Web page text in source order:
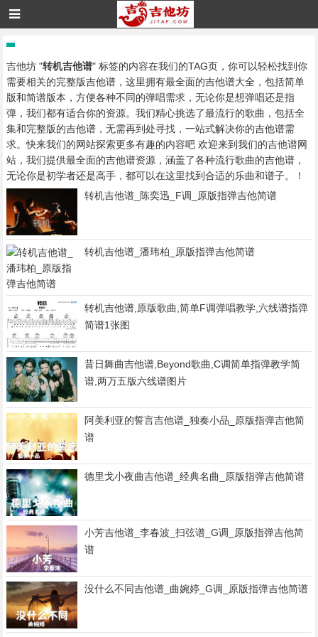
吉他坊 "转机吉他谱" 标签的内容在我们的TAG页，你可以轻松找到你
需要相关的完整版吉他谱，这里拥有最全面的吉他谱大全，包括简单
版和简谱版本，方便各种不同的弹唱需求，无论你是想弹唱还是指
弹，我们都有适合你的资源。我们精心挑选了最流行的歌曲，包括全
集和完整版的吉他谱，无需再到处寻找，一站式解决你的吉他谱需
求。快来我们的网站探索更多有趣的内容吧 欢迎来到我们的吉他谱网
站，我们提供最全面的吉他谱资源，涵盖了各种流行歌曲的吉他谱，
无论你是初学者还是高手，都可以在这里找到合适的乐曲和谱子。！
转机吉他谱_陈奕迅_F调_原版指弹吉他简谱
转机吉他谱_潘玮柏_原版指弹吉他简谱
转机吉他谱,原版歌曲,简单F调弹唱教学,六线谱指弹
简谱1张图
昔日舞曲吉他谱,Beyond歌曲,C调简单指弹教学简
谱,两万五版六线谱图片
阿美利亚的誓言吉他谱_独奏小品_原版指弹吉他简
谱
德里戈小夜曲吉他谱_经典名曲_原版指弹吉他简谱
小芳吉他谱_李春波_扫弦谱_G调_原版指弹吉他简
谱
没什么不同吉他谱_曲婉婷_G调_原版指弹吉他简谱